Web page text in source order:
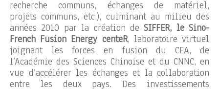
recherche communs, échanges de matériel,
projets communs, etc.), culminant au milieu des
années 2010 par la création deSIFFER, le Sino-
French Fusion Energy centeR, laboratoire virtuel
joignant les forces en fusion du CEA, de
l’Académie des Sciences Chinoise et du CNNC, en
vue d’accélérer les échanges et la collaboration
entre les deux pays. Des investissements